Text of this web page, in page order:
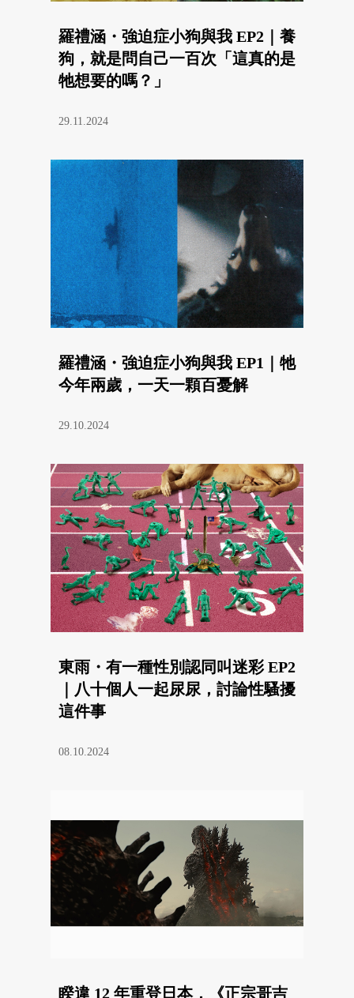
羅禮涵・強迫症小狗與我 EP2｜養
狗，就是問自己一百次「這真的是
牠想要的嗎？」
29.11.2024
羅禮涵・強迫症小狗與我 EP1｜牠
今年兩歲，一天一顆百憂解
29.10.2024
東雨・有一種性別認同叫迷彩 EP2
｜八十個人一起尿尿，討論性騷擾
這件事
08.10.2024
睽違 12 年重登日本，《正宗哥吉